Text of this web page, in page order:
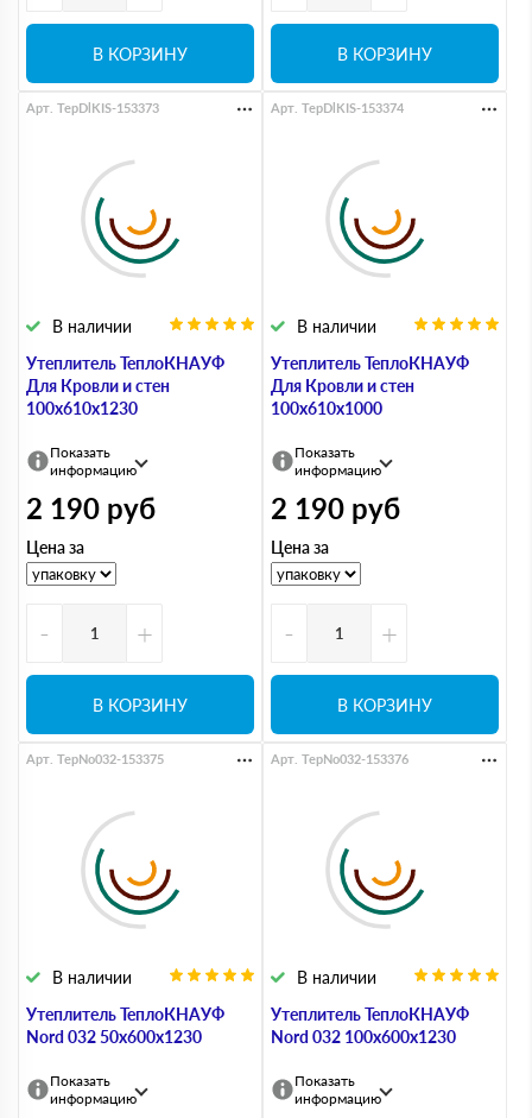
В КОРЗИНУ В КОРЗИНУ
Утеплитель ТеплоКНАУФ
Для Кровли и стен
100х610х1230
В наличии
Арт. TepDlKIS-153373
Показать
информацию
2 190 руб
Цена за
- +
В КОРЗИНУ
Утеплитель ТеплоКНАУФ
Для Кровли и стен
100х610х1000
В наличии
Арт. TepDlKIS-153374
Показать
информацию
2 190 руб
Цена за
- +
В КОРЗИНУ
Утеплитель ТеплоКНАУФ
Nord 032 50х600х1230
В наличии
Арт. TepNo032-153375
Показать
информацию
Утеплитель ТеплоКНАУФ
Nord 032 100х600х1230
В наличии
Арт. TepNo032-153376
Показать
информацию